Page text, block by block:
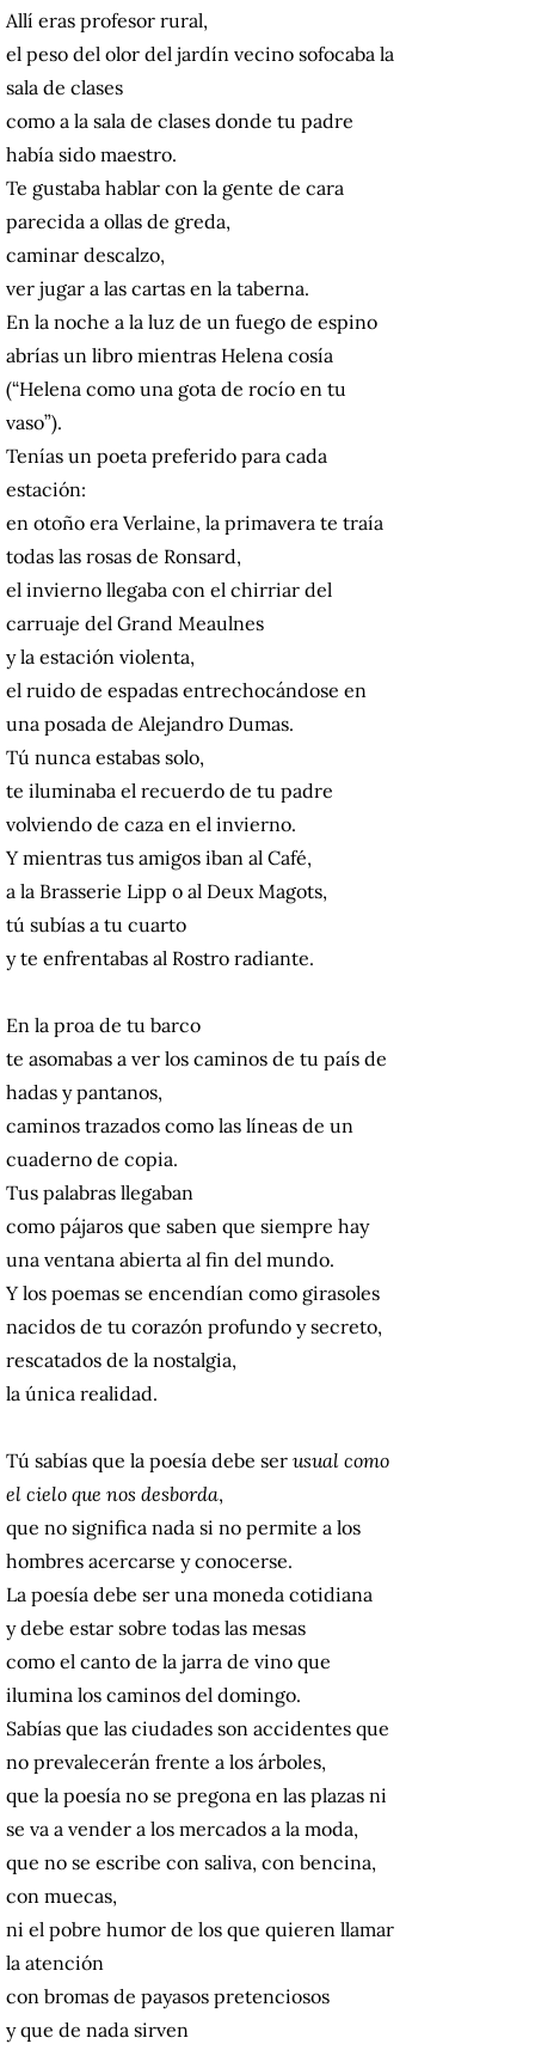
Allí eras profesor rural,
el peso del olor del jardín vecino sofocaba la
sala de clases
como a la sala de clases donde tu padre
había sido maestro.
Te gustaba hablar con la gente de cara
parecida a ollas de greda,
caminar descalzo,
ver jugar a las cartas en la taberna.
En la noche a la luz de un fuego de espino
abrías un libro mientras Helena cosía
(“Helena como una gota de rocío en tu
vaso”).
Tenías un poeta preferido para cada
estación:
en otoño era Verlaine, la primavera te traía
todas las rosas de Ronsard,
el invierno llegaba con el chirriar del
carruaje del Grand Meaulnes
y la estación violenta,
el ruido de espadas entrechocándose en
una posada de Alejandro Dumas.
Tú nunca estabas solo,
te iluminaba el recuerdo de tu padre
volviendo de caza en el invierno.
Y mientras tus amigos iban al Café,
a la Brasserie Lipp o al Deux Magots,
tú subías a tu cuarto
y te enfrentabas al Rostro radiante.
En la proa de tu barco
te asomabas a ver los caminos de tu país de
hadas y pantanos,
caminos trazados como las líneas de un
cuaderno de copia.
Tus palabras llegaban
como pájaros que saben que siempre hay
una ventana abierta al fin del mundo.
Y los poemas se encendían como girasoles
nacidos de tu corazón profundo y secreto,
rescatados de la nostalgia,
la única realidad.
Tú sabías que la poesía debe ser usual como
el cielo que nos desborda,
que no significa nada si no permite a los
hombres acercarse y conocerse.
La poesía debe ser una moneda cotidiana
y debe estar sobre todas las mesas
como el canto de la jarra de vino que
ilumina los caminos del domingo.
Sabías que las ciudades son accidentes que
no prevalecerán frente a los árboles,
que la poesía no se pregona en las plazas ni
se va a vender a los mercados a la moda,
que no se escribe con saliva, con bencina,
con muecas,
ni el pobre humor de los que quieren llamar
la atención
con bromas de payasos pretenciosos
y que de nada sirven